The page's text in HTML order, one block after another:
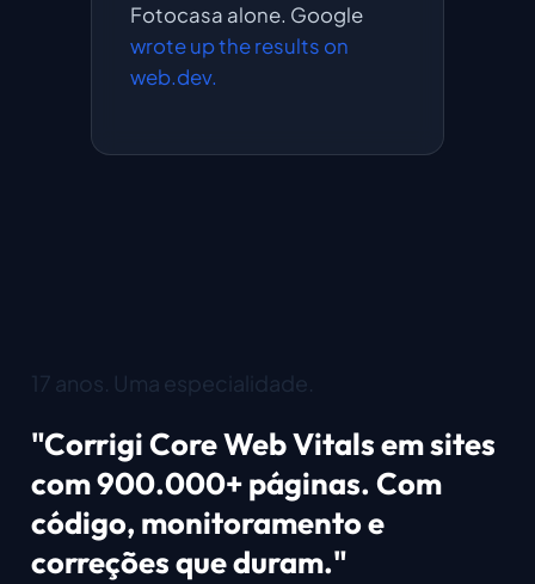
Fotocasa alone. Google
wrote up the results on
web.dev.
17 anos. Uma especialidade.
"Corrigi Core Web Vitals em sites
com 900.000+ páginas. Com
código, monitoramento e
correções que duram."